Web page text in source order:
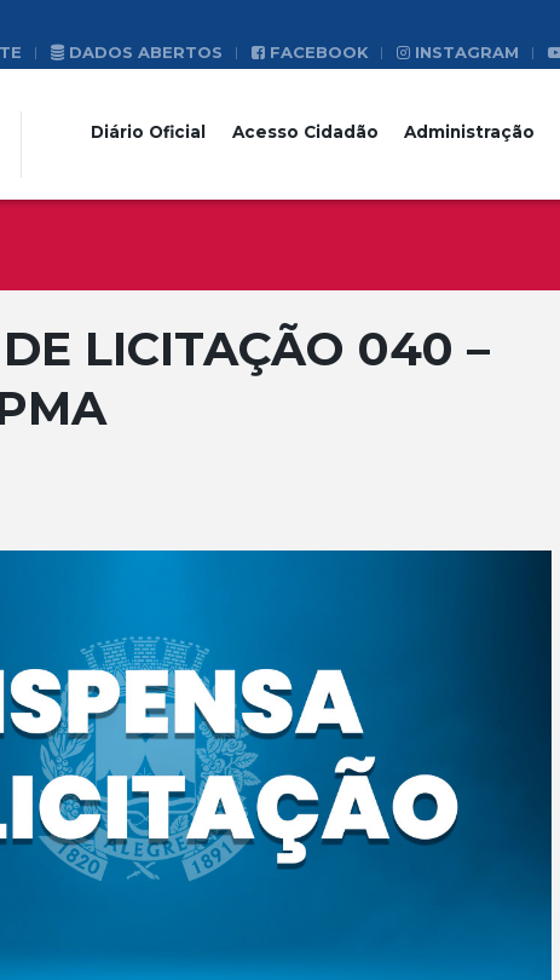
DADOS ABERTOS FACEBOOK INSTAGRAM
Diário Oficial Acesso Cidadão Administração
LICITAÇÃO 040 –